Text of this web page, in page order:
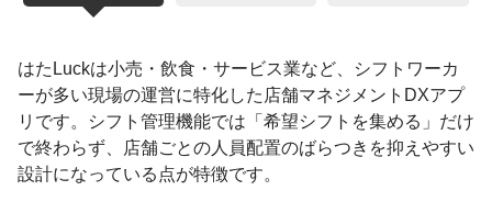
はたLuckは小売・飲食・サービス業など、シフトワーカ
ーが多い現場の運営に特化した店舗マネジメントDXアプ
リです。シフト管理機能では「希望シフトを集める」だけ
で終わらず、店舗ごとの人員配置のばらつきを抑えやすい
設計になっている点が特徴です。